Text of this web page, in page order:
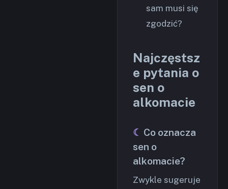
sam musi się
zgodzić?
Najczęstsz
e pytania o
sen o
alkomacie
Co oznacza
sen o
alkomacie?
Zwykle sugeruje